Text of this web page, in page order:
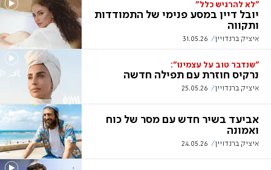
"לא להרגיש כלל"
יובל דיין במסע פנימי של התמודדות
ותקווה
איציק ברנדויין 31.05.26
"שנדבר טוב על עצמינו":
נרקיס חוזרת עם תפילה חדשה
איציק ברנדויין 25.05.26
אביעד בשיר חדש עם מסר של כוח
ואמונה
איציק ברנדויין 24.05.26